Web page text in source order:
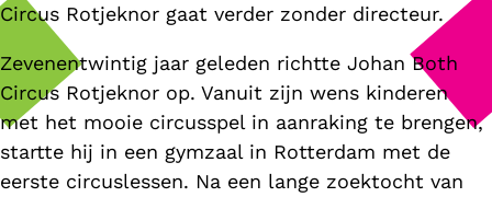
Circus Rotjeknor gaat verder zonder directeur.
Zevenentwintig jaar geleden richtte Johan Both
Circus Rotjeknor op. Vanuit zijn wens kinderen
met het mooie circusspel in aanraking te brengen,
startte hij in een gymzaal in Rotterdam met de
eerste circuslessen. Na een lange zoektocht van